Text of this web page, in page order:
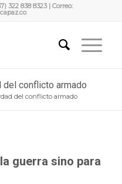
322 838 8323 | Correo:
del conflicto armado
del conflicto armado
guerra sino para